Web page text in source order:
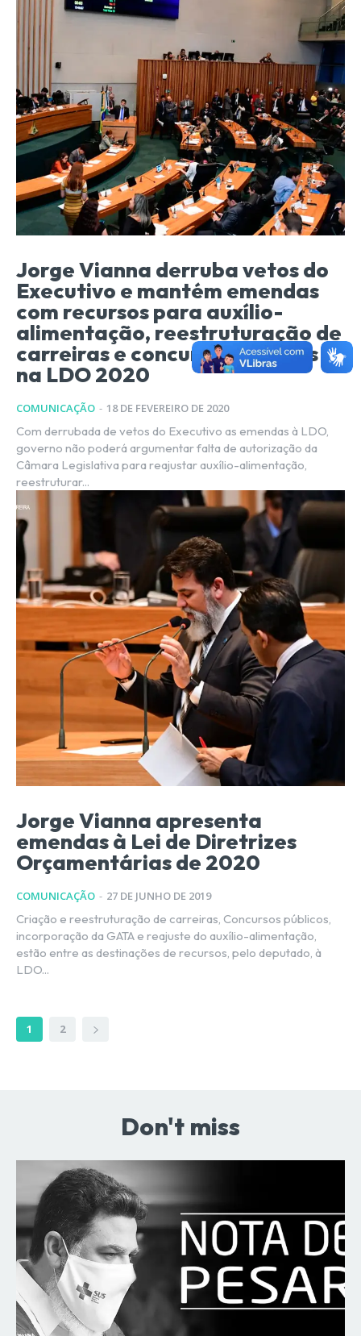
Jorge Vianna derruba vetos do
Executivo e mantém emendas
com recursos para auxílio-
alimentação, reestruturação de
carreiras e concursos públicos
na LDO 2020
COMUNICAÇÃO - 18 DE FEVEREIRO DE 2020
Com derrubada de vetos do Executivo as emendas à LDO,
governo não poderá argumentar falta de autorização da
Câmara Legislativa para reajustar auxílio-alimentação,
reestruturar...
Jorge Vianna apresenta
emendas à Lei de Diretrizes
Orçamentárias de 2020
COMUNICAÇÃO - 27 DE JUNHO DE 2019
Criação e reestruturação de carreiras, Concursos públicos,
incorporação da GATA e reajuste do auxílio-alimentação,
estão entre as destinações de recursos, pelo deputado, à
LDO...
1 2
Don't miss